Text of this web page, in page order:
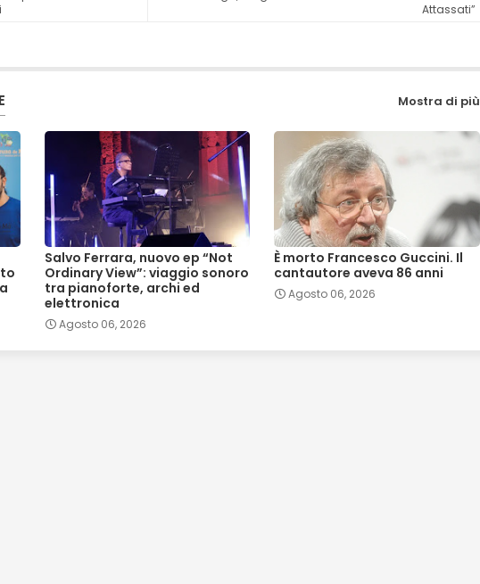
Attassati”
Mostra di più
Salvo Ferrara, nuovo ep “Not
Ordinary View”: viaggio sonoro
tra pianoforte, archi ed
elettronica
Agosto 06, 2026
È morto Francesco Guccini. Il
cantautore aveva 86 anni
Agosto 06, 2026